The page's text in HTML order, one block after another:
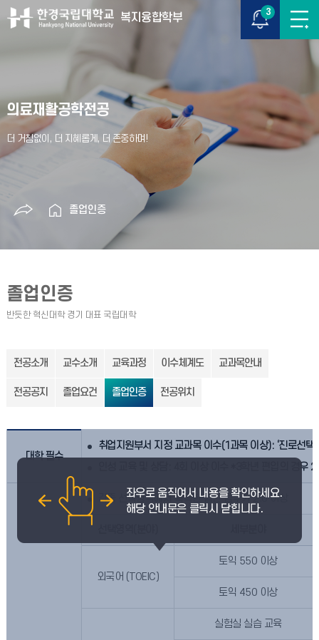
복지융합학부 3
의료재활공학전공
졸업인증
졸업인증
전공소개 교수소개 교육과정 이수체계도 교과목안내
전공공지 졸업요건 졸업인증 전공위치
대학 필수
취업지원부서 지정 교과목 이수(1과목 이상): ‘진로선택
인성 교육 및 상담: 4회 이상 이수 *3학년 편입의 경우
각종 선택영역에서 획득한 합산 점수가 2.0 이상
외국어 (TOEIC)
토익 550 이상
토익 450 이상
실험실 실습 교육